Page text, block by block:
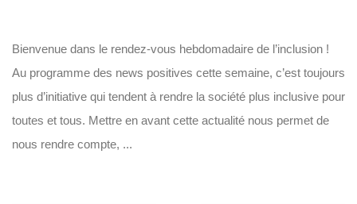
Bienvenue dans le rendez-vous hebdomadaire de l’inclusion !
Au programme des news positives cette semaine, c’est toujours
plus d’initiative qui tendent à rendre la société plus inclusive pour
toutes et tous. Mettre en avant cette actualité nous permet de
nous rendre compte, ...